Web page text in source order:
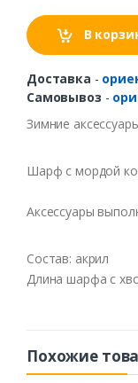
В
Доставка -
Самовывоз -
Зимние
Шарф с мордой
Аксессуары
Состав: акрил
Длина шарфа с
Похожие